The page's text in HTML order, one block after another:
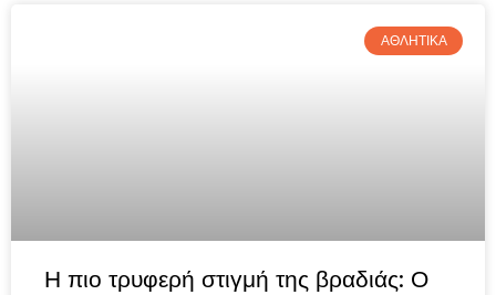
ΑΘΛΗΤΙΚΑ
Η πιο τρυφερή στιγμή της βραδιάς: Ο